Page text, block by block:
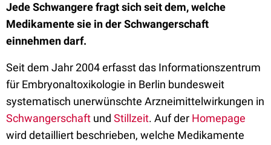
Jede Schwangere fragt sich seit dem, welche
Medikamente sie in der Schwangerschaft
einnehmen darf.
Seit dem Jahr 2004 erfasst das Informationszentrum
für Embryonaltoxikologie in Berlin bundesweit
systematisch unerwünschte Arzneimittelwirkungen in
Schwangerschaft und Stillzeit. Auf der Homepage
wird detailliert beschrieben, welche Medikamente